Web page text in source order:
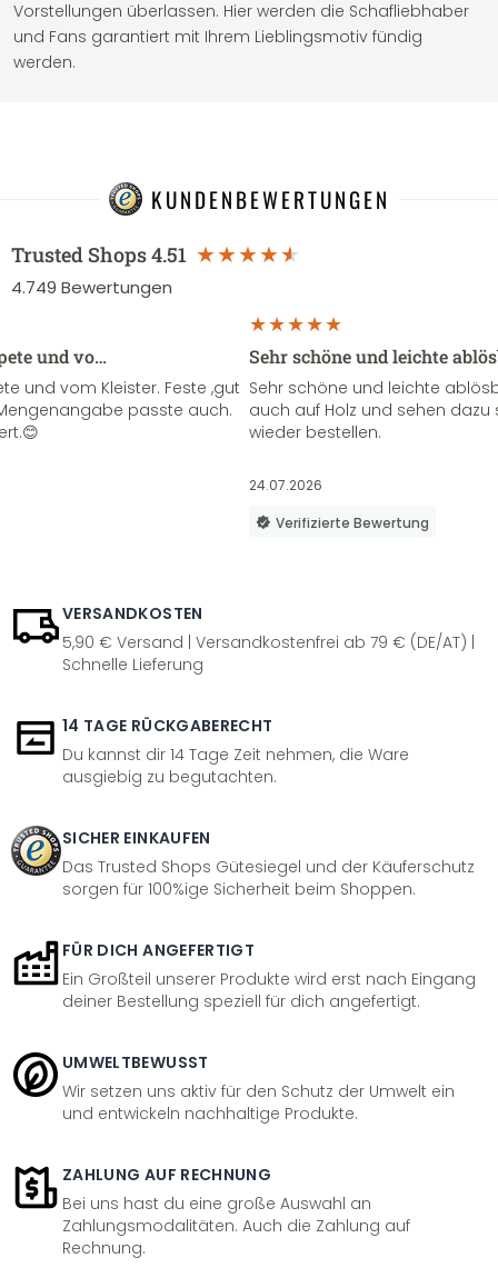
Vorstellungen überlassen. Hier werden die Schafliebhaber
und Fans garantiert mit Ihrem Lieblingsmotiv fündig
werden.
KUNDENBEWERTUNGEN
Trusted Shops4.51
4.749 Bewertungen
und vo…
und vom Kleister. Feste ,gut
passte auch.
Sehr schöne und leichte
Sehr schöne und leichte
auch auf Holz und sehen
wieder bestellen.
24.07.2026
Verifizierte Bewertung
VERSANDKOSTEN
5,90 € Versand | Versandkostenfrei ab 79 € (DE/AT) |
Schnelle Lieferung
14 TAGE RÜCKGABERECHT
Du kannst dir 14 Tage Zeit nehmen, die Ware
ausgiebig zu begutachten.
SICHER EINKAUFEN
Das Trusted Shops Gütesiegel und der Käuferschutz
sorgen für 100%ige Sicherheit beim Shoppen.
FÜR DICH ANGEFERTIGT
Ein Großteil unserer Produkte wird erst nach Eingang
deiner Bestellung speziell für dich angefertigt.
UMWELTBEWUSST
Wir setzen uns aktiv für den Schutz der Umwelt ein
und entwickeln nachhaltige Produkte.
ZAHLUNG AUF RECHNUNG
Bei uns hast du eine große Auswahl an
Zahlungsmodalitäten. Auch die Zahlung auf
Rechnung.